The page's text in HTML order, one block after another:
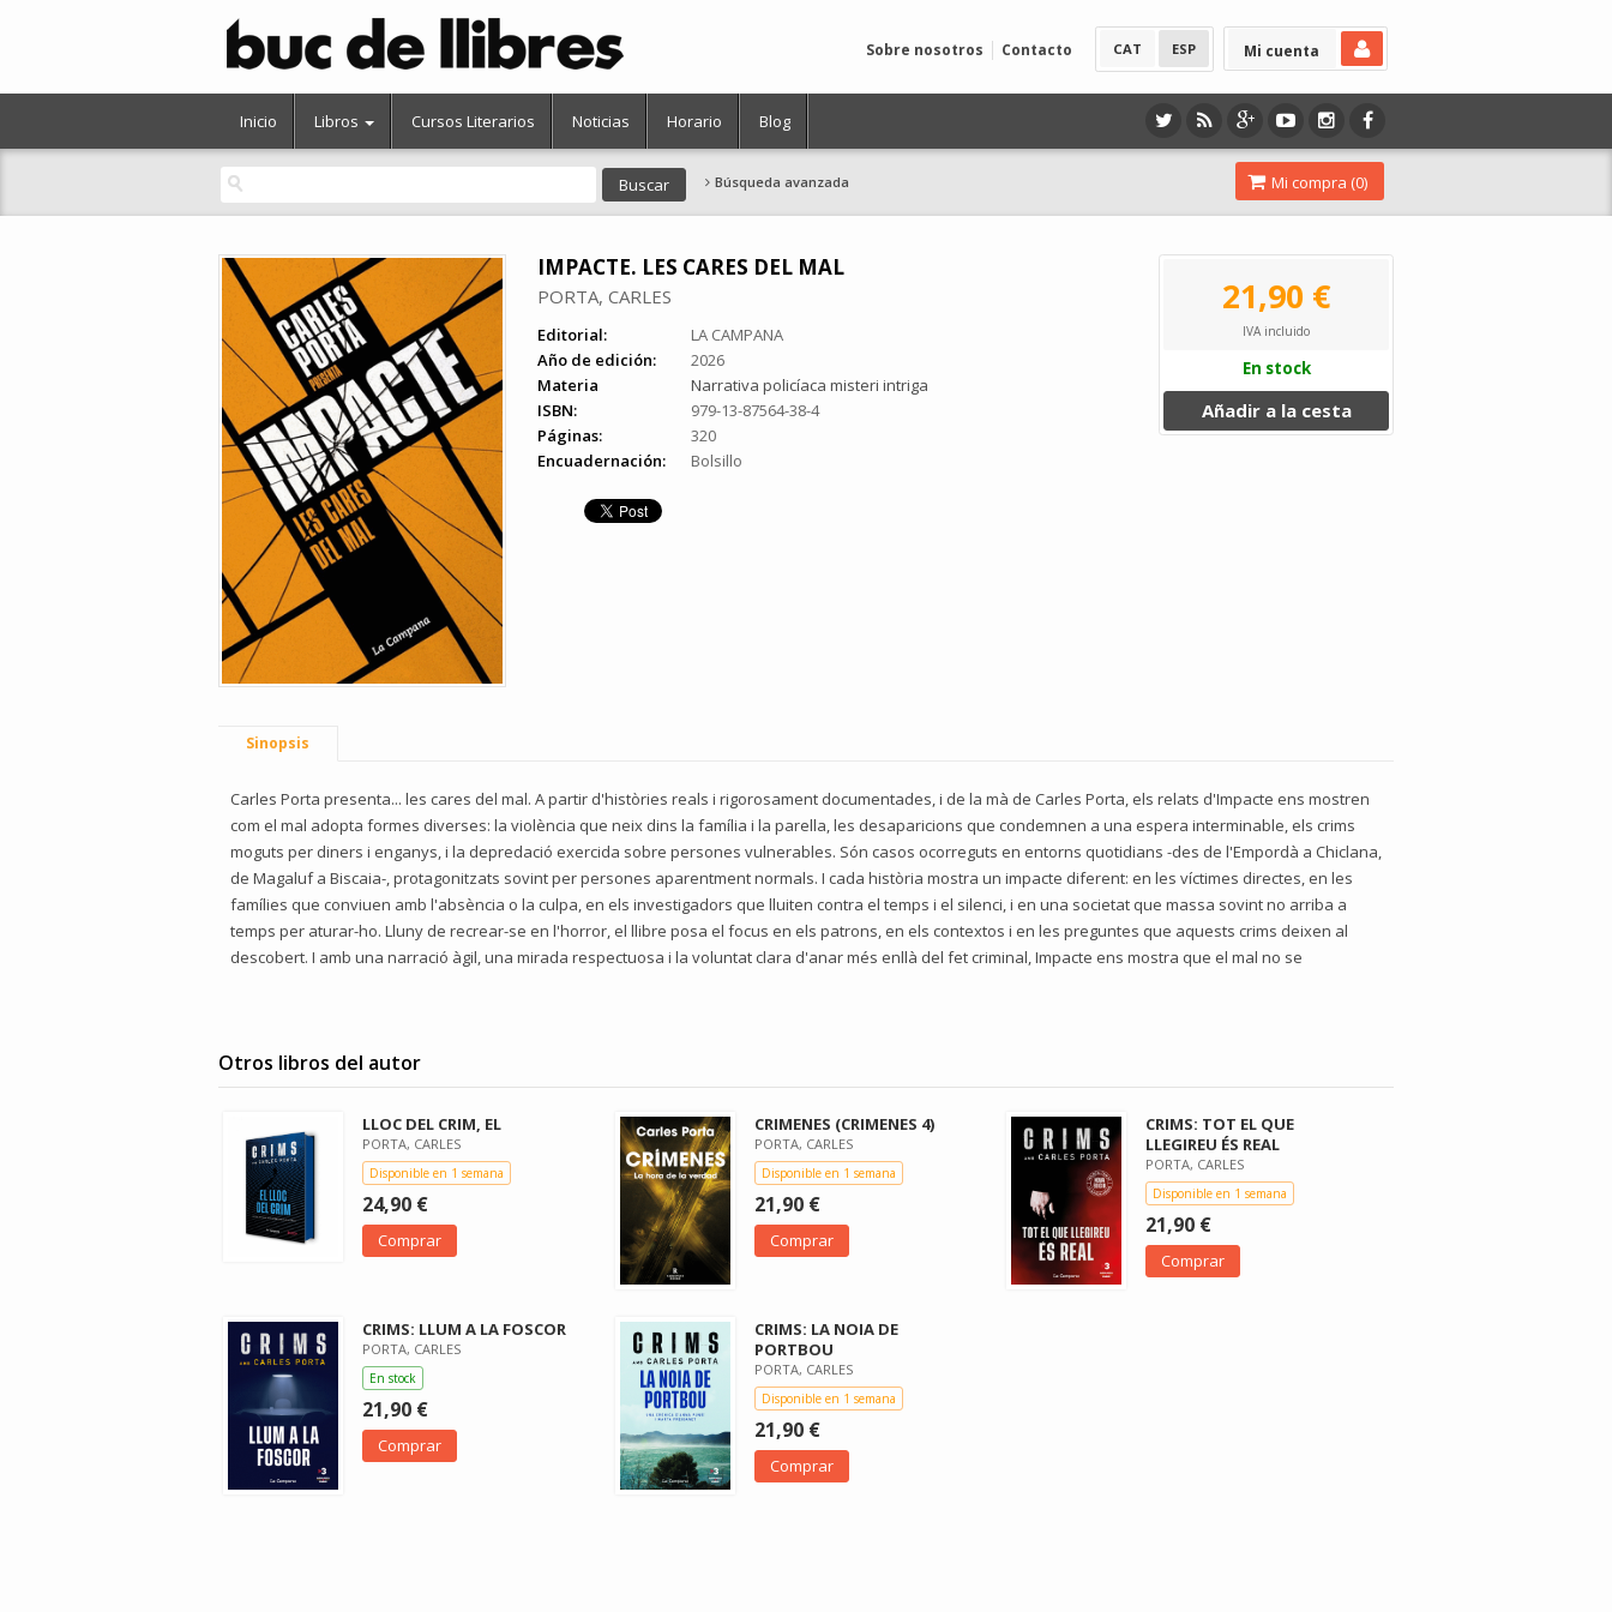
Mi cuenta
CAT ESP
Sobre nosotros Contacto
Inicio Libros Cursos Literarios Noticias Horario Blog
Búsqueda avanzada Mi compra (0)
IMPACTE. LES CARES DEL MAL
PORTA, CARLES
Editorial:
LA CAMPANA
Año de edición:
2026
Materia
Narrativa policíaca misteri intriga
ISBN:
979-13-87564-38-4
Páginas:
320
Encuadernación:
Bolsillo
21,90 €
IVA incluido
En stock
Añadir a la cesta
Sinopsis
Carles Porta presenta... les cares del mal. A partir d'històries reals i rigorosament documentades, i de la mà de Carles Porta, els relats d'Impacte ens mostren
com el mal adopta formes diverses: la violència que neix dins la família i la parella, les desaparicions que condemnen a una espera interminable, els crims
moguts per diners i enganys, i la depredació exercida sobre persones vulnerables. Són casos ocorreguts en entorns quotidians -des de l'Empordà a Chiclana,
de Magaluf a Biscaia-, protagonitzats sovint per persones aparentment normals. I cada història mostra un impacte diferent: en les víctimes directes, en les
famílies que conviuen amb l'absència o la culpa, en els investigadors que lluiten contra el temps i el silenci, i en una societat que massa sovint no arriba a
temps per aturar-ho. Lluny de recrear-se en l'horror, el llibre posa el focus en els patrons, en els contextos i en les preguntes que aquests crims deixen al
descobert. I amb una narració àgil, una mirada respectuosa i la voluntat clara d'anar més enllà del fet criminal, Impacte ens mostra que el mal no se
Otros libros del autor
LLOC DEL CRIM, EL
PORTA, CARLES
Disponible en 1 semana
24,90 €
Comprar
CRIMENES (CRIMENES 4)
PORTA, CARLES
Disponible en 1 semana
21,90 €
Comprar
CRIMS: TOT EL QUE
LLEGIREU ÉS REAL
PORTA, CARLES
Disponible en 1 semana
21,90 €
Comprar
CRIMS: LLUM A LA FOSCOR
PORTA, CARLES
En stock
21,90 €
Comprar
CRIMS: LA NOIA DE
PORTBOU
PORTA, CARLES
Disponible en 1 semana
21,90 €
Comprar